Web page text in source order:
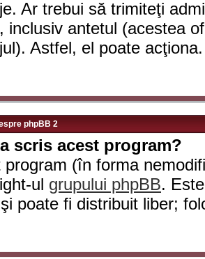
Ar trebui să trimiteţi
inclusiv antetul (acestea
Astfel, el poate acţiona.
phpBB 2
scris acest program?
program (în forma
ul grupului phpBB.
poate fi distribuit liber;